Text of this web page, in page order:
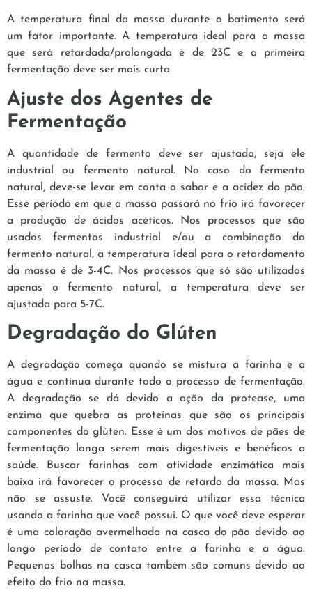
A temperatura final da massa durante o batimento será
um fator importante. A temperatura ideal para a massa
que será retardada/prolongada é de 23C e a primeira
fermentação deve ser mais curta.
Ajuste dos Agentes de
Fermentação
A quantidade de fermento deve ser ajustada, seja ele
industrial ou fermento natural. No caso do fermento
natural, deve-se levar em conta o sabor e a acidez do pão.
Esse período em que a massa passará no frio irá favorecer
a produção de ácidos acéticos. Nos processos que são
usados fermentos industrial e/ou a combinação do
fermento natural, a temperatura ideal para o retardamento
da massa é de 3-4C. Nos processos que só são utilizados
apenas o fermento natural, a temperatura deve ser
ajustada para 5-7C.
Degradação do Glúten
A degradação começa quando se mistura a farinha e a
água e continua durante todo o processo de fermentação.
A degradação se dá devido a ação da protease, uma
enzima que quebra as proteínas que são os principais
componentes do glúten. Esse é um dos motivos de pães de
fermentação longa serem mais digestíveis e benéficos a
saúde. Buscar farinhas com atividade enzimática mais
baixa irá favorecer o processo de retardo da massa. Mas
não se assuste. Você conseguirá utilizar essa técnica
usando a farinha que você possui. O que você deve esperar
é uma coloração avermelhada na casca do pão devido ao
longo período de contato entre a farinha e a água.
Pequenas bolhas na casca também são comuns devido ao
efeito do frio na massa.